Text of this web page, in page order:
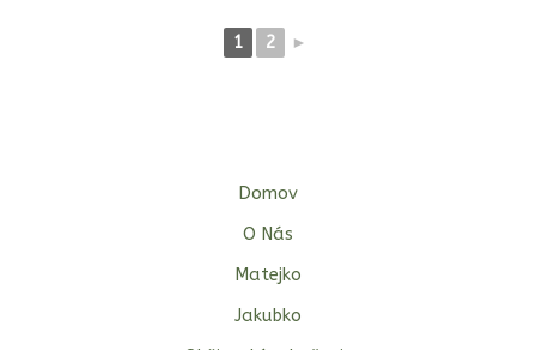
1 2 ►
Domov
O Nás
Matejko
Jakubko